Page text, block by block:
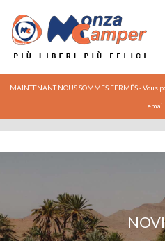
MAINTENANT NOUS SOMMES FERMÉS -
email